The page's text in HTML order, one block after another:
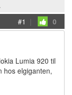
#1 | 0
Lumia 920 til
hos elgiganten,